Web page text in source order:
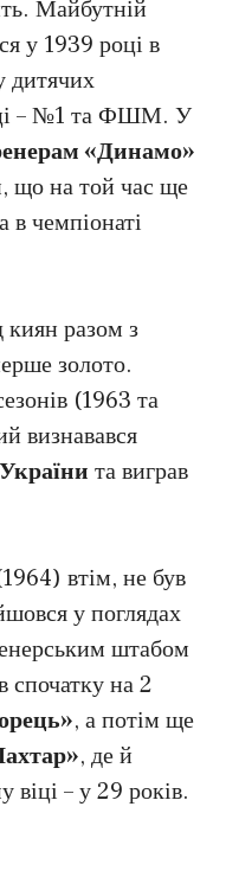
Майбутній
у 1939 році в
дитячих
– №1 та ФШМ. У
«Динамо»
що на той час ще
в чемпіонаті
разом з
золото.
(1963 та
визнавався
та виграв
втім, не був
у поглядах
штабом
спочатку на 2
, а потім ще
, де й
віці – у 29 років.